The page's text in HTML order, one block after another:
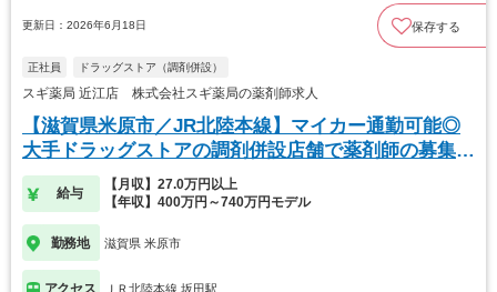
更新日：2026年6月18日 保存する
正社員 ドラッグストア（調剤併設）
スギ薬局 近江店 株式会社スギ薬局の薬剤師求人
【滋賀県米原市／JR北陸本線】マイカー通勤可能◎
大手ドラッグストアの調剤併設店舗で薬剤師の募集で
す！
給与
【月収】27.0万円以上
【年収】400万円～740万円モデル
勤務地 滋賀県 米原市
アクセス ＪＲ北陸本線 坂田駅